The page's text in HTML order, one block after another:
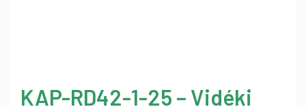
KAP-RD42-1-25 – Vidéki